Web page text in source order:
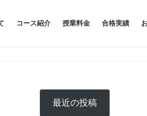
コース紹介 授業料金 合格実績
最近の投稿